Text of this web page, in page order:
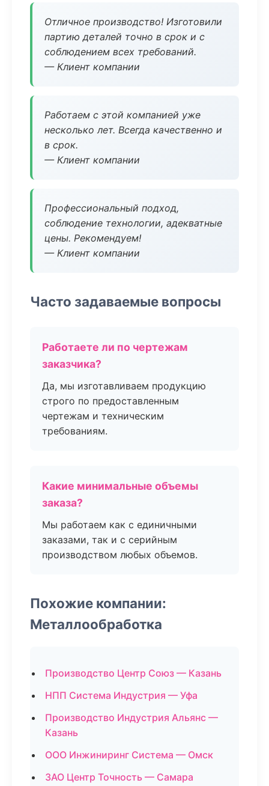
Отличное производство! Изготовили
партию деталей точно в срок и с
соблюдением всех требований.
— Клиент компании
Работаем с этой компанией уже
несколько лет. Всегда качественно и
в срок.
— Клиент компании
Профессиональный подход,
соблюдение технологии, адекватные
цены. Рекомендуем!
— Клиент компании
Часто задаваемые вопросы
Работаете ли по чертежам
заказчика?
Да, мы изготавливаем продукцию
строго по предоставленным
чертежам и техническим
требованиям.
Какие минимальные объемы
заказа?
Мы работаем как с единичными
заказами, так и с серийным
производством любых объемов.
Похожие компании:
Металлообработка
Производство Центр Союз — Казань
НПП Система Индустрия — Уфа
Производство Индустрия Альянс —
Казань
ООО Инжиниринг Система — Омск
ЗАО Центр Точность — Самара